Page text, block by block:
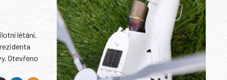
létání.
Otevřeno